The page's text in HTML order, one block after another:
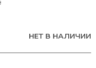
НЕТ В НАЛИЧИИ